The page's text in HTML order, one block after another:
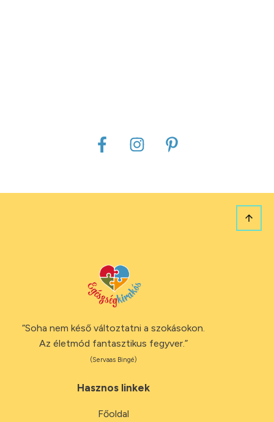
“Soha nem késő változtatni a szokásokon.
Az életmód fantasztikus fegyver.”
(Servaas Bingé)
Hasznos linkek
Főoldal